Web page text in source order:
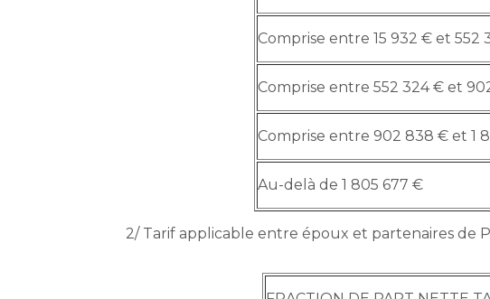
Comprise entre 15 932 € et 552
Comprise entre 552 324 € et
Comprise entre 902 838 € et 1
Au-delà de 1 805 677 €
2/ Tarif applicable entre époux et partenaires de